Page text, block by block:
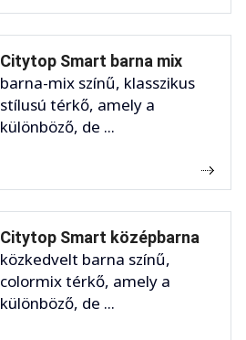
Citytop Smart barna mix
barna-mix színű, klasszikus
stílusú térkő, amely a
különböző, de ...
Citytop Smart középbarna
közkedvelt barna színű,
colormix térkő, amely a
különböző, de ...